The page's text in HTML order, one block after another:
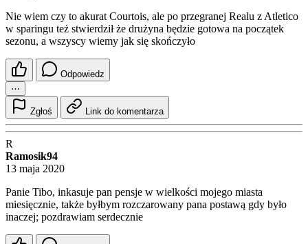
Nie wiem czy to akurat Courtois, ale po przegranej Realu z Atletico
w sparingu też stwierdził że drużyna będzie gotowa na początek
sezonu, a wszyscy wiemy jak się skończyło
Odpowiedz
⋯
Zgłoś Link do komentarza
R
Ramosik94
13 maja 2020
Panie Tibo, inkasuje pan pensje w wielkości mojego miasta
miesięcznie, także byłbym rozczarowany pana postawą gdy było
inaczej; pozdrawiam serdecznie